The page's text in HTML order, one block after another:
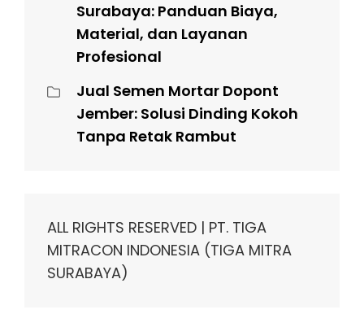
Surabaya: Panduan Biaya,
Material, dan Layanan
Profesional
Jual Semen Mortar Dopont
Jember: Solusi Dinding Kokoh
Tanpa Retak Rambut
ALL RIGHTS RESERVED | PT. TIGA
MITRACON INDONESIA (TIGA MITRA
SURABAYA)